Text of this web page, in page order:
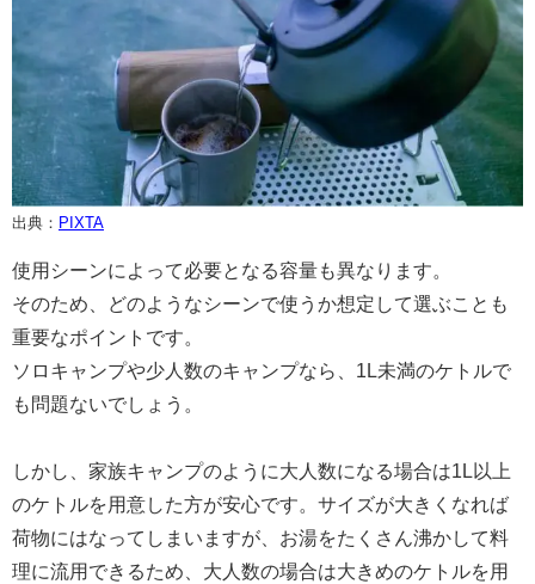
出典： PIXTA
使用シーンによって必要となる容量も異なります。
そのため、どのようなシーンで使うか想定して選ぶことも
重要なポイントです。
ソロキャンプや少人数のキャンプなら、1L未満のケトルで
も問題ないでしょう。
しかし、家族キャンプのように大人数になる場合は1L以上
のケトルを用意した方が安心です。サイズが大きくなれば
荷物にはなってしまいますが、お湯をたくさん沸かして料
理に流用できるため、大人数の場合は大きめのケトルを用